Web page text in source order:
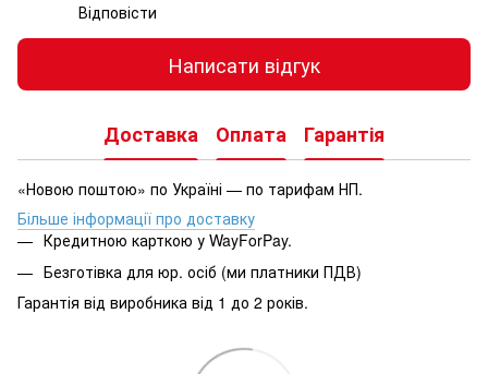
Відповісти
Написати відгук
Доставка Оплата Гарантія
«Новою поштою» по Україні — по тарифам НП.
Більше інформації про доставку
Кредитною карткою у WayForPay.
Безготівка для юр. осіб (ми платники ПДВ)
Гарантія від виробника від 1 до 2 років.